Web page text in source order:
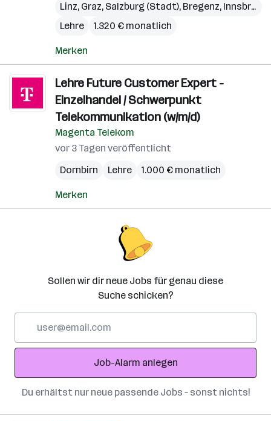
Linz, Graz, Salzburg (Stadt), Bregenz, Innsbruck
Lehre
1.320 € monatlich
Merken
Lehre Future Customer Expert -
Einzelhandel / Schwerpunkt
Telekommunikation (w/m/d)
Magenta Telekom
vor 3 Tagen veröffentlicht
Dornbirn
Lehre 1.000 € monatlich
Merken
Sollen wir dir neue Jobs für genau diese
Suche schicken?
Adresse
Job-Alarm anlegen
Du erhältst nur neue passende Jobs – sonst nichts!